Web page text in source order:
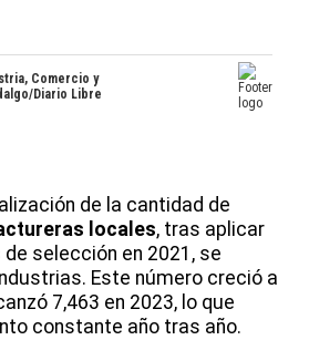
de la cantidad de
locales, tras aplicar
selección en 2021, se
Este número creció a
7,463 en 2023, lo que
constante año tras año.